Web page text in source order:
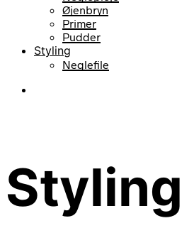
Øjenbryn
Primer
Pudder
Styling
Neglefile
Styling